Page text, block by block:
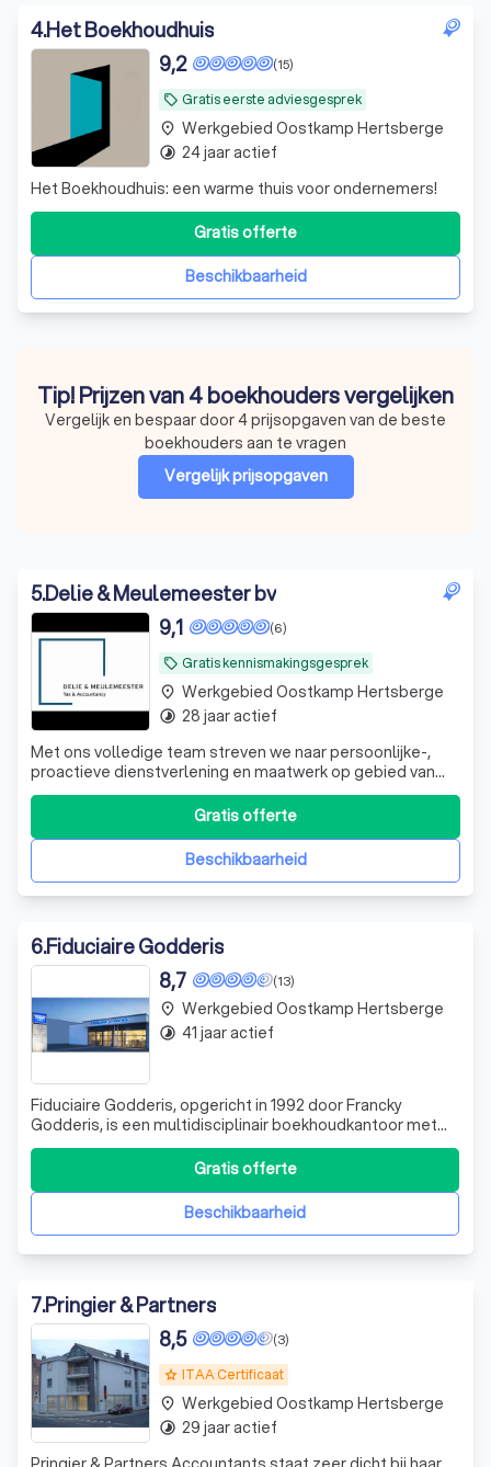
4.Het Boekhoudhuis
local_offer Gratis eerste adviesgesprek
(15)
9,2
Het Boekhoudhuis: een warme thuis voor ondernemers!
Beschikbaarheid
Gratis offerte
place Werkgebied Oostkamp Hertsberge
timelapse 24 jaar actief
Tip! Prijzen van 4 boekhouders vergelijken
Vergelijk en bespaar door 4 prijsopgaven van de beste
boekhouders aan te vragen
Vergelijk prijsopgaven
5.Delie & Meulemeester bv
local_offer Gratis kennismakingsgesprek
(6)
9,1
Met ons volledige team streven we naar persoonlijke-,
proactieve dienstverlening en maatwerk op gebied van
Tax & Accountancy zodat uw bedrijf klaar is voor de
Beschikbaarheid
Gratis offerte
place Werkgebied Oostkamp Hertsberge
timelapse 28 jaar actief
6.Fiduciaire Godderis
(13)
8,7
Fiduciaire Godderis, opgericht in 1992 door Francky
Godderis, is een multidisciplinair boekhoudkantoor met
een duidelijke missie: onze klanten op een professionele
en veelzijdige manier ondersteunen. Ons team van 15
deskundigen, bestaande uit bachelors, masters en
juristen in diverse disciplines, is
Beschikbaarheid
Gratis offerte
place Werkgebied Oostkamp Hertsberge
timelapse 41 jaar actief
7.Pringier & Partners
grade ITAA Certificaat
(3)
8,5
place Werkgebied Oostkamp Hertsberge
timelapse 29 jaar actief